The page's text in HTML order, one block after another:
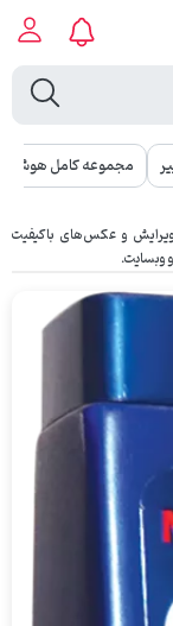
مجموعه کامل هوش
ویرایش و عکس‌های باکیفیت
وبسایت.